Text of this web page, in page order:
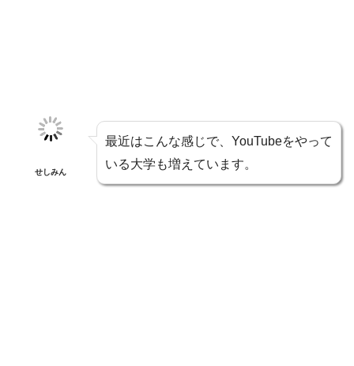
せしみん
最近はこんな感じで、YouTubeをやって
いる大学も増えています。